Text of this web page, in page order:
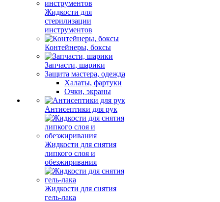
Жидкости для
стерилизации
инструментов
Контейнеры, боксы
Запчасти, шарики
Защита мастера, одежда
Халаты, фартуки
Очки, экраны
Антисептики для рук
Жидкости для снятия
липкого слоя и
обезжиривания
Жидкости для снятия
гель-лака